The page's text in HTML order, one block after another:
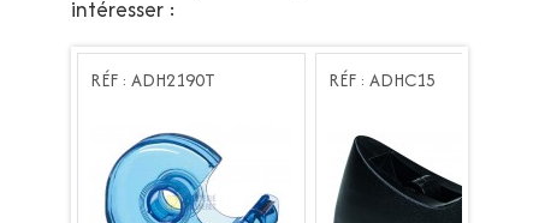
intéresser :
RÉF : ADH2190T RÉF : ADHC15